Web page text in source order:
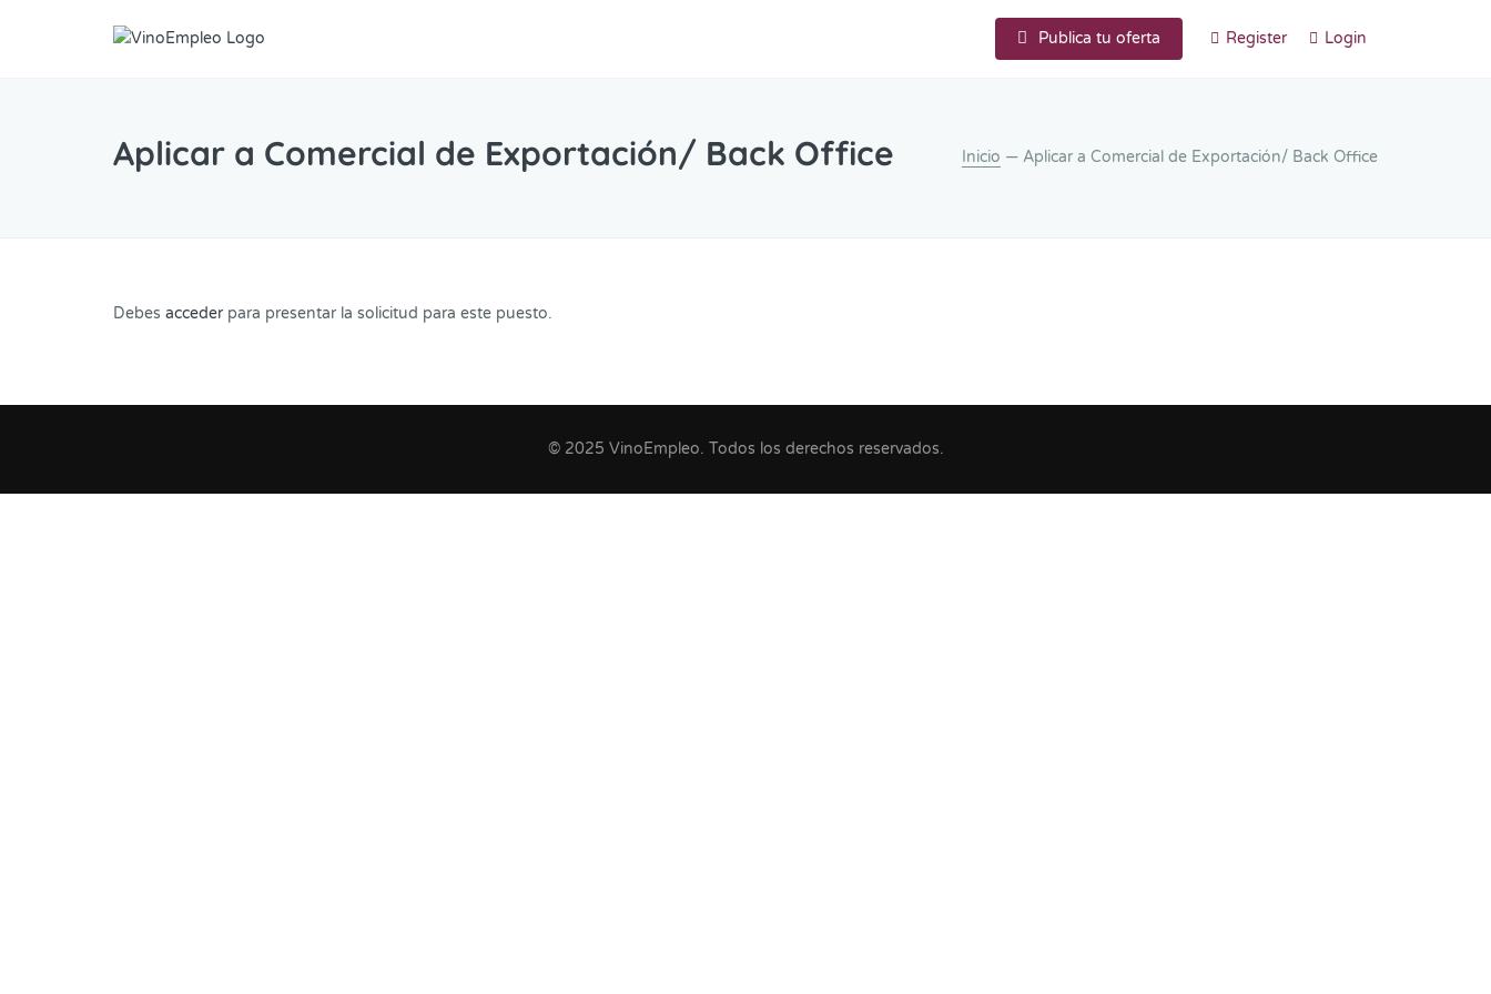
Publica tu oferta Register Login
Aplicar a Comercial de Exportación/ Back Office Inicio — Aplicar a Comercial de Exportación/ Back Office
Debes accederpara presentar la solicitud para este puesto.
© 2025 VinoEmpleo. Todos los derechos reservados.